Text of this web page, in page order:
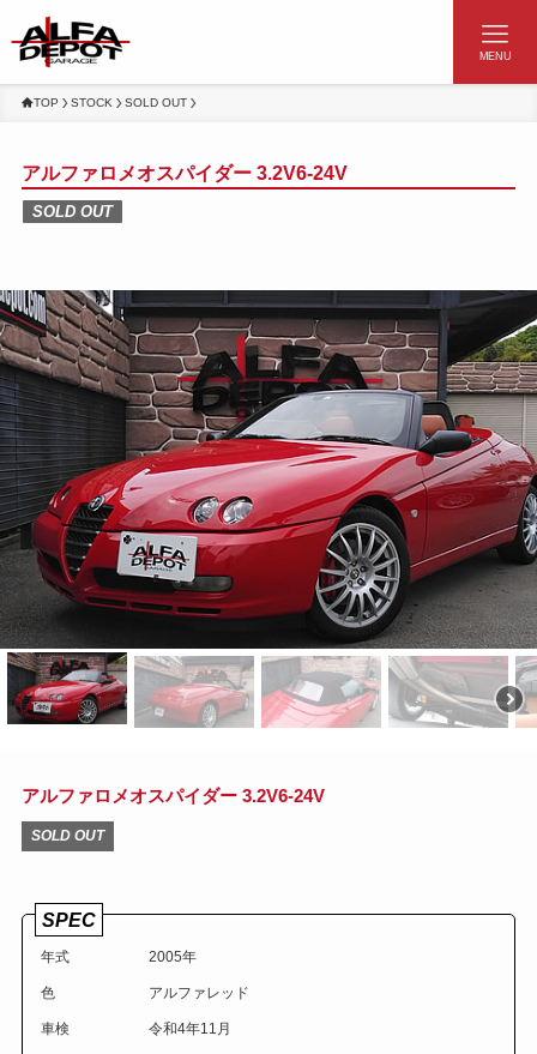
MENU
TOP STOCK SOLD OUT
アルファロメオスパイダー 3.2V6-24V
SOLD OUT
アルファロメオスパイダー 3.2V6-24V
SOLD OUT
SPEC
年式 2005年
色 アルファレッド
車検 令和4年11月